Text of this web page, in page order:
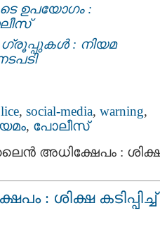
ഉപയോഗം :
: നിയമ
, social-media, warning,
, പോലീസ്‌
അധിക്ഷേപം :
: ശിക്ഷ കടിപ്പിച്ച്